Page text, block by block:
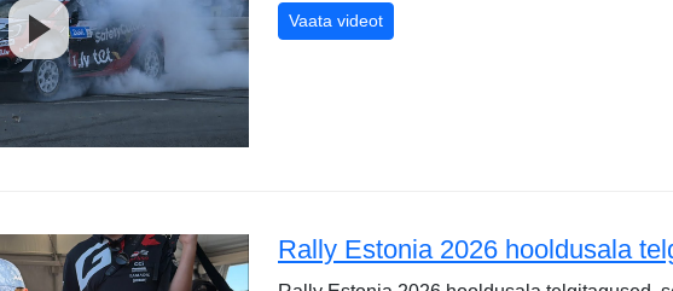
Vaata videotRally Estonia 2026 kummipõletamine,
Rally Estonia 2026 hooldusala